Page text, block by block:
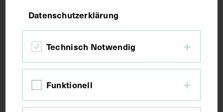
Datenschutzerklärung
Technisch Notwendig
Funktionell